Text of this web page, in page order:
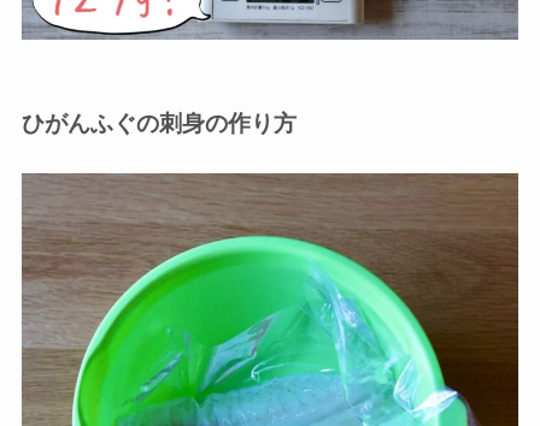
ひがんふぐの刺身の作り方